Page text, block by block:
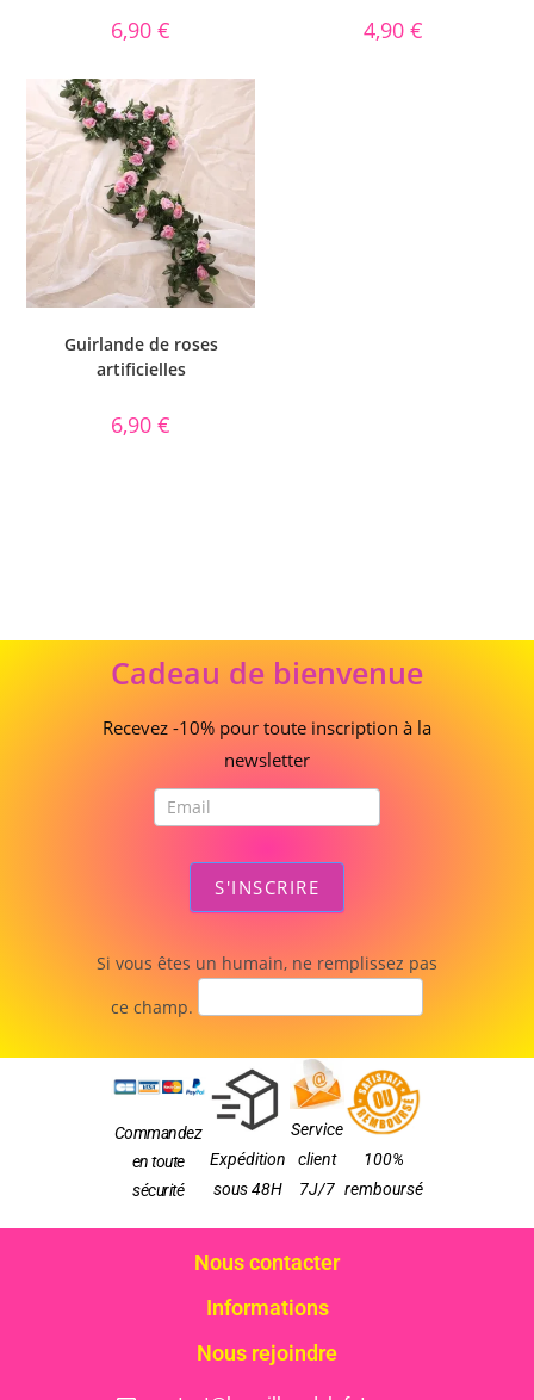
6,90€ 4,90 €
Guirlande de roses
artificielles
6,90€
deCadeau de bienvenue
Recevez -10% pour toute inscription à la
newsletter
S'INSCRIRE
Si vous êtes un humain, ne remplissez pas
ce champ.
Commandez
en toute
sécurité
Expédition
sous 48H
Service
client
7J/7
100%
remboursé
Nous contacter
Informations
Nous rejoindre